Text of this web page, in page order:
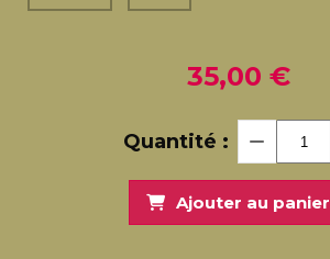
35,00 €
Quantité :
Ajouter au panier